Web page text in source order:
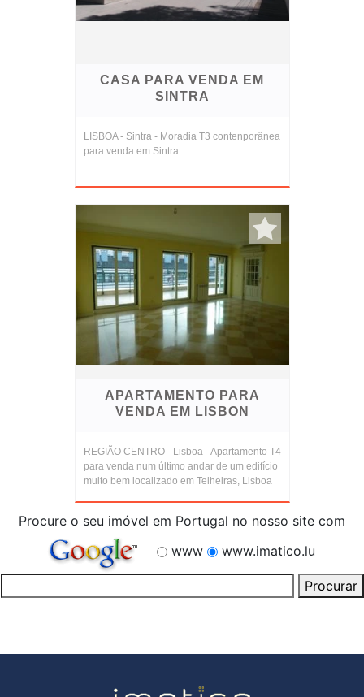
CASA PARA VENDA EM
SINTRA
LISBOA - Sintra - Moradia T3 contenporânea
para venda em Sintra
APARTAMENTO PARA
VENDA EM LISBON
REGIÃO CENTRO - Lisboa - Apartamento T4
para venda num último andar de um edifício
muito bem localizado em Telheiras, Lisboa
Procure o seu imóvel em Portugal no nosso site com
www
www.imatico.lu